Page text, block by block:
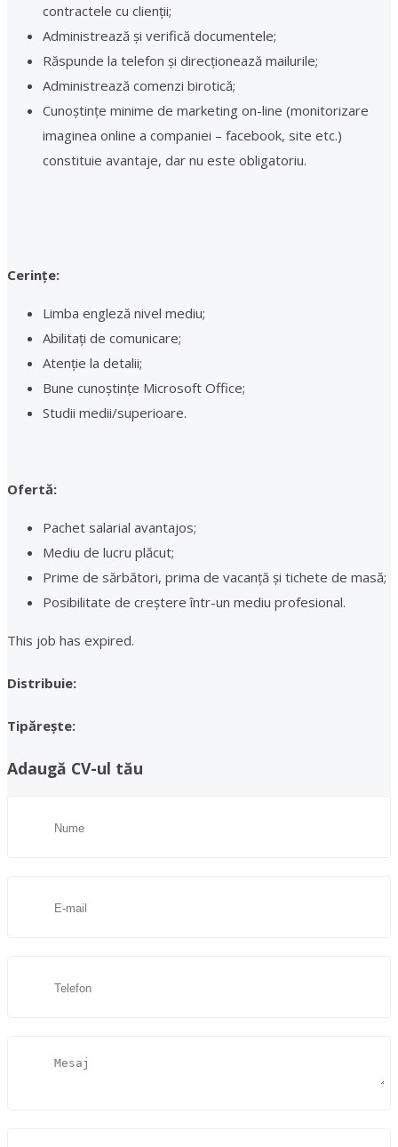
contractele cu clienții;
Administrează și verifică documentele;
Răspunde la telefon și direcționează mailurile;
Administrează comenzi birotică;
Cunoștințe minime de marketing on-line (monitorizare
imaginea online a companiei – facebook, site etc.)
constituie avantaje, dar nu este obligatoriu.
Cerințe:
Limba engleză nivel mediu;
Abilitați de comunicare;
Atenție la detalii;
Bune cunoștințe Microsoft Office;
Studii medii/superioare.
Ofertă:
Pachet salarial avantajos;
Mediu de lucru plăcut;
Prime de sărbători, prima de vacanță și tichete de masă;
Posibilitate de creștere într-un mediu profesional.
This job has expired.
Distribuie:
Tipărește:
Adaugă CV-ul tău